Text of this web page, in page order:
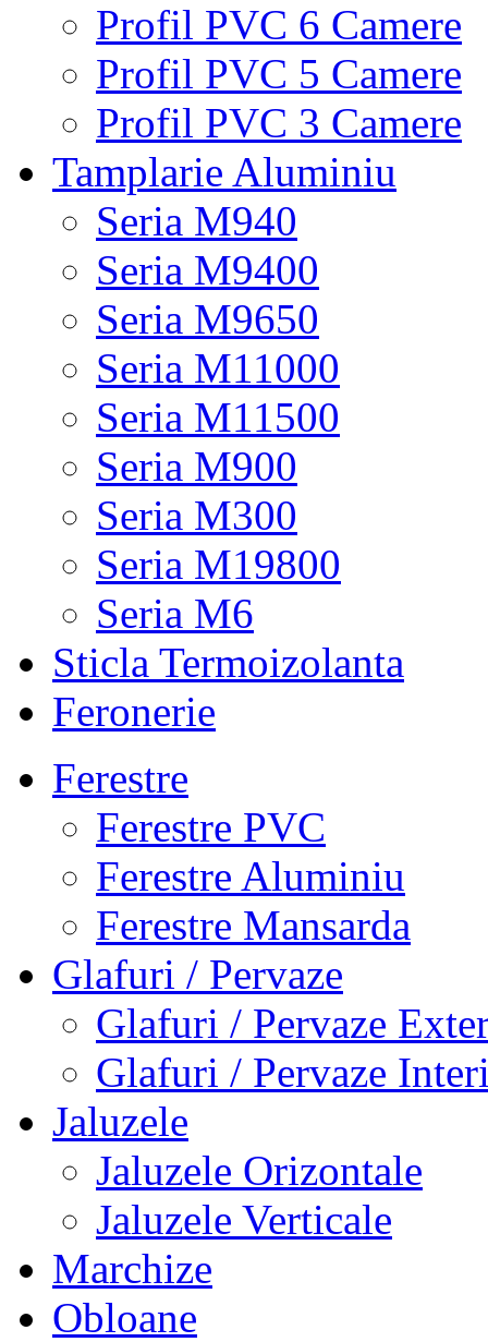
Profil PVC 6 Camere
Profil PVC 5 Camere
Profil PVC 3 Camere
Tamplarie Aluminiu
Seria M940
Seria M9400
Seria M9650
Seria M11000
Seria M11500
Seria M900
Seria M300
Seria M19800
Seria M6
Sticla Termoizolanta
Feronerie
Ferestre
Ferestre PVC
Ferestre Aluminiu
Ferestre Mansarda
Glafuri / Pervaze
Glafuri / Pervaze
Glafuri / Pervaze
Jaluzele
Jaluzele Orizontale
Jaluzele Verticale
Marchize
Obloane